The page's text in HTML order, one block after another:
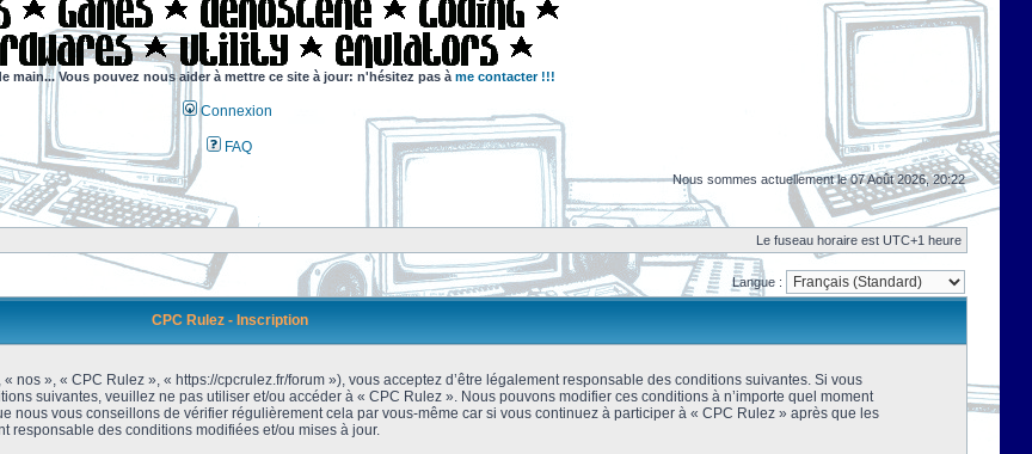
main... Vous pouvez nous aider à mettre ce site à jour: n'hésitez pas à me contacter !!!
Connexion
FAQ
Nous sommes actuellement le 07 Août 2026, 20:22
Le fuseau horaire est UTC+1 heure
Langue :
CPC Rulez - Inscription
nos », « CPC Rulez », « https://cpcrulez.fr/forum »), vous acceptez d’être légalement responsable des conditions suivantes. Si vous
suivantes, veuillez ne pas utiliser et/ou accéder à « CPC Rulez ». Nous pouvons modifier ces conditions à n’importe quel moment
nous vous conseillons de vérifier régulièrement cela par vous-même car si vous continuez à participer à « CPC Rulez » après que les
responsable des conditions modifiées et/ou mises à jour.